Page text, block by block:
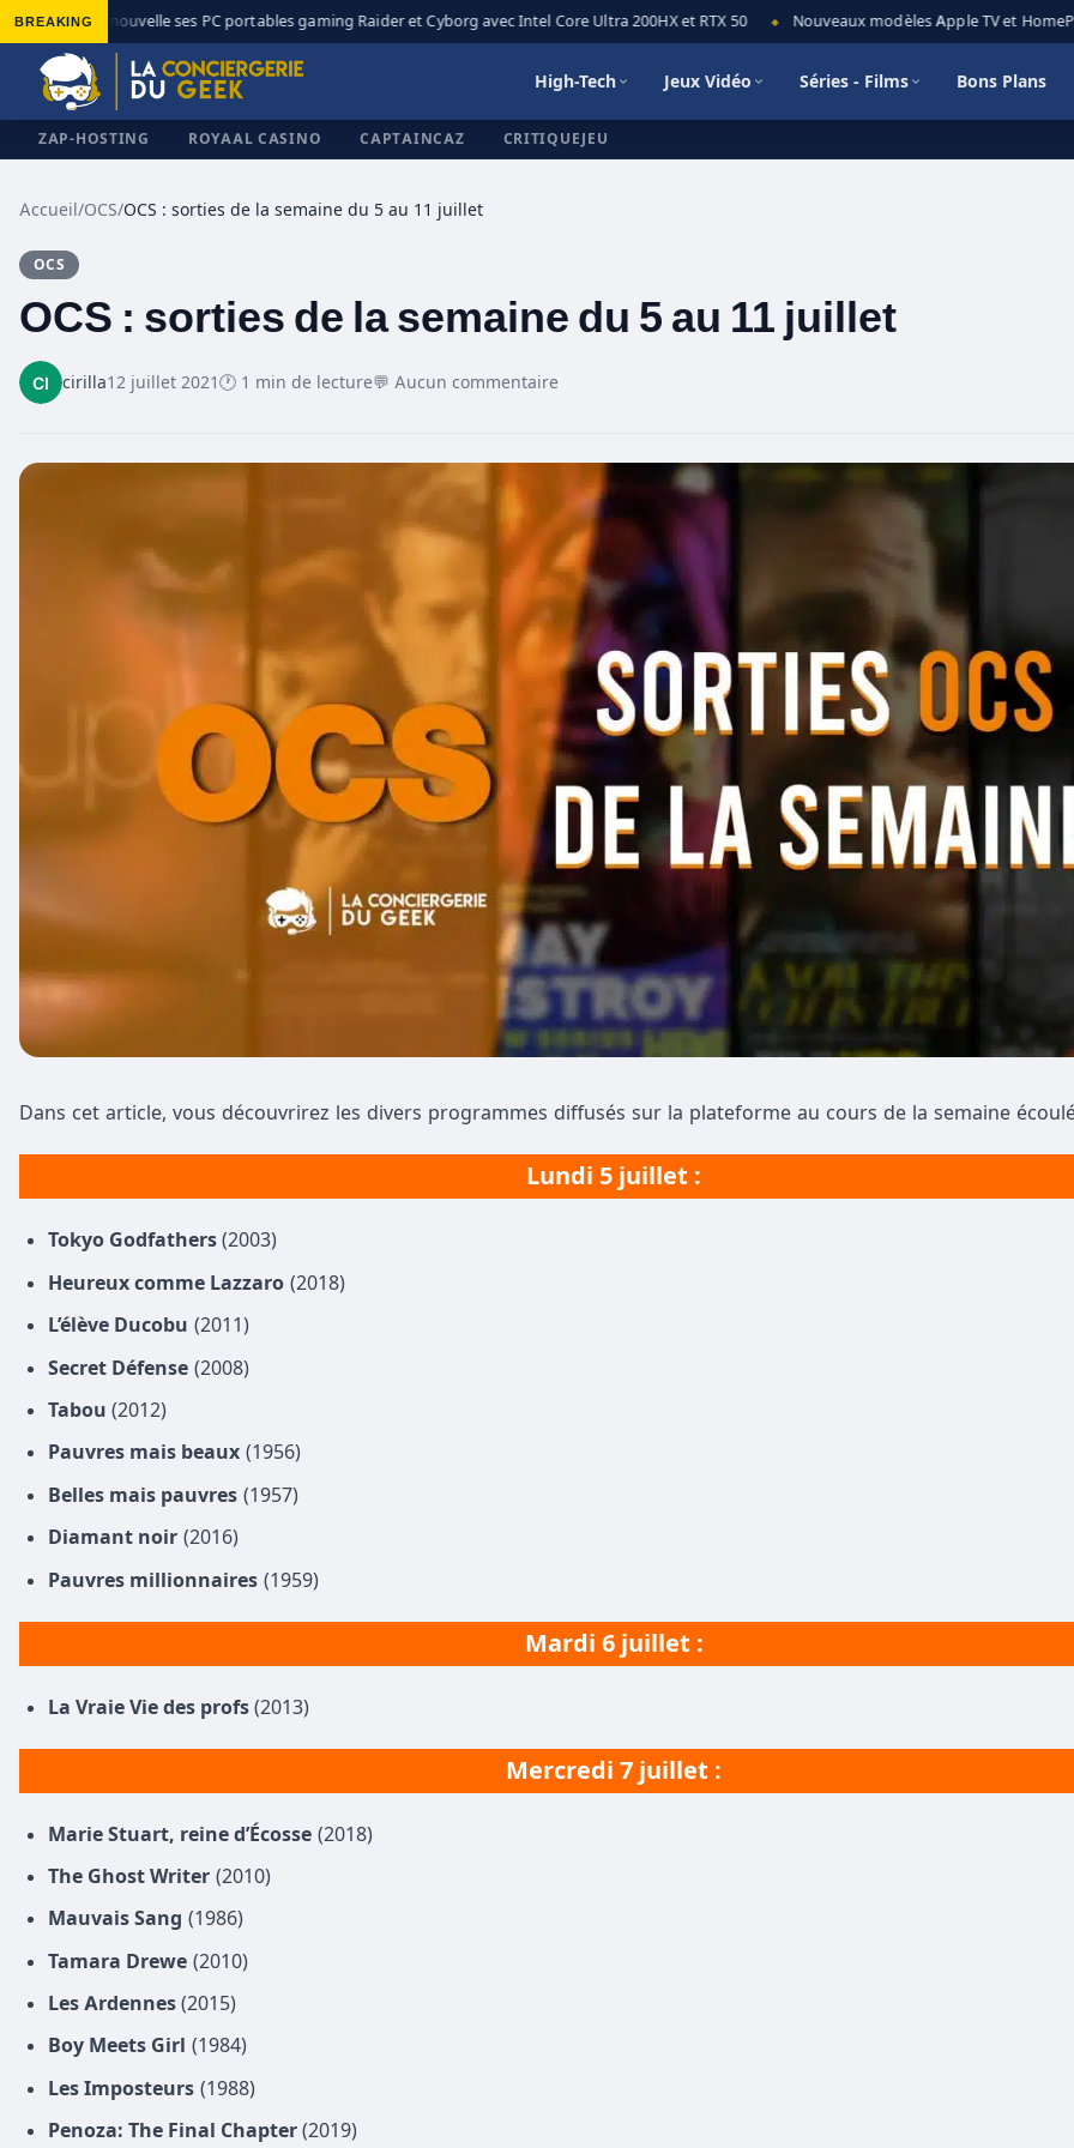
BREAKING
◆ MSI renouvelle ses PC portables gaming Raider et Cyborg avec Intel Core Ultra 200HX et RTX 50 Nouveaux modèles Apple TV et
High-Tech Jeux Vidéo Séries - Films Bons Plans
ZAP-HOSTING ROYAAL CASINO CAPTAINCAZ CRITIQUEJEU
Accueil/OCS/OCS : sorties de la semaine du 5 au 11 juillet
OCS
OCS : sorties de la semaine du 5 au 11 juillet
cirilla12 juillet 2021🕐 1 min de lecture💬 Aucun commentaire
Dans cet article, vous découvrirez les divers programmes diffusés sur la plateforme au cours de la semaine
Lundi 5 juillet :
Tokyo Godfathers (2003)
Heureux comme Lazzaro (2018)
L’élève Ducobu (2011)
Secret Défense (2008)
Tabou (2012)
Pauvres mais beaux (1956)
Belles mais pauvres (1957)
Diamant noir (2016)
Pauvres millionnaires (1959)
Mardi 6 juillet :
La Vraie Vie des profs (2013)
Mercredi 7 juillet :
Marie Stuart, reine d’Écosse (2018)
The Ghost Writer (2010)
Mauvais Sang (1986)
Tamara Drewe (2010)
Les Ardennes (2015)
Boy Meets Girl (1984)
Les Imposteurs (1988)
Penoza: The Final Chapter (2019)